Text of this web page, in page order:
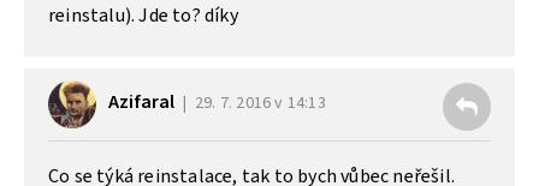
reinstalu). Jde to? díky
Azifaral 29. 7. 2016 v 14:13
Co se týká reinstalace, tak to bych vůbec neřešil.